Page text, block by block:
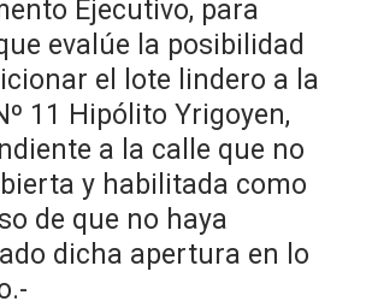
Ejecutivo, para
evalúe la posibilidad
el lote lindero a la
11 Hipólito Yrigoyen,
a la calle que no
y habilitada como
de que no haya
dicha apertura en lo